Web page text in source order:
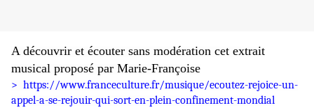
A découvrir et écouter sans modération cet extrait
musical proposé par Marie-Françoise
> https://www.franceculture.fr/musique/ecoutez-rejoice-un-
appel-a-se-rejouir-qui-sort-en-plein-confinement-mondial